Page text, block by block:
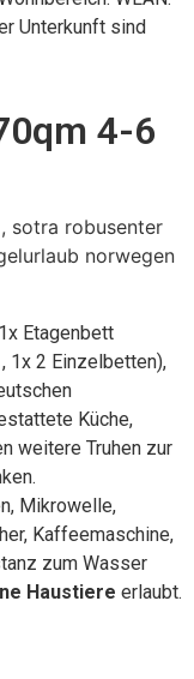
Unterkunft sind
4-6
Etagenbett
1x 2 Einzelbetten),
Küche,
weitere Truhen zur
Mikrowelle,
Kaffeemaschine,
zum Wasser
Haustiere erlaubt.